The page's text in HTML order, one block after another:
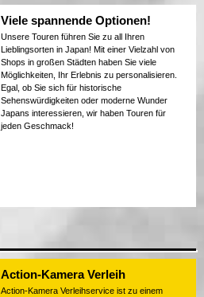
Viele spannende Optionen!
Unsere Touren führen Sie zu all Ihren
Lieblingsorten in Japan! Mit einer Vielzahl von
Shops in großen Städten haben Sie viele
Möglichkeiten, Ihr Erlebnis zu personalisieren.
Egal, ob Sie sich für historische
Sehenswürdigkeiten oder moderne Wunder
Japans interessieren, wir haben Touren für
jeden Geschmack!
Action-Kamera Verleih
Action-Kamera Verleihservice ist zu einem